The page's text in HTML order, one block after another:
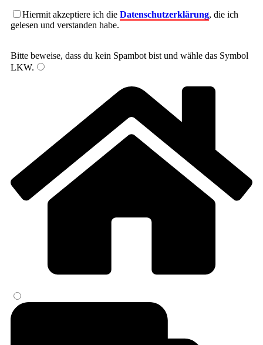
Hiermit akzeptiere ich die Datenschutzerklärung, die ich
gelesen und verstanden habe.
Bitte beweise, dass du kein Spambot bist und wähle das Symbol
LKW.